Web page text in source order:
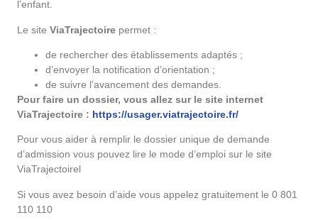
l’enfant.
Le site ViaTrajectoire permet :
de rechercher des établissements adaptés ;
d’envoyer la notification d’orientation ;
de suivre l’avancement des demandes.
Pour faire un dossier, vous allez sur le site internet
ViaTrajectoire : https://usager.viatrajectoire.fr/
Pour vous aider à remplir le dossier unique de demande
d’admission vous pouvez lire le mode d’emploi sur le site
ViaTrajectoirel
Si vous avez besoin d’aide vous appelez gratuitement le 0 801
110 110